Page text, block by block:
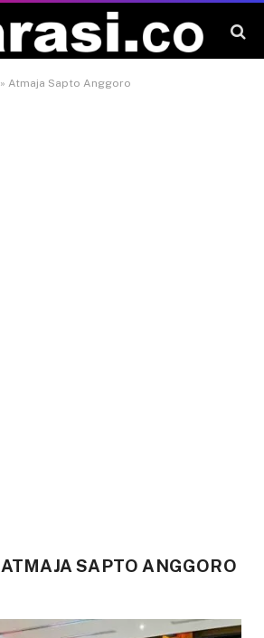
» Atmaja Sapto Anggoro
ATMAJA SAPTO ANGGORO